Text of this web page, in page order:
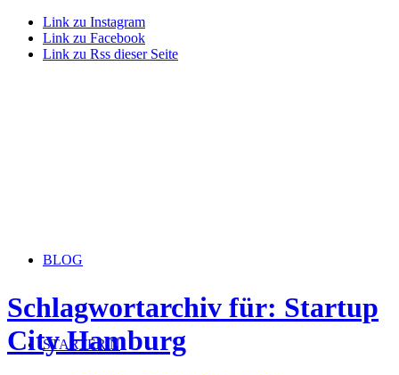
Link zu Instagram
Link zu Facebook
Link zu Rss dieser Seite
BLOG
STARTERiN
Schlagwortarchiv für: Startup
City Hamburg